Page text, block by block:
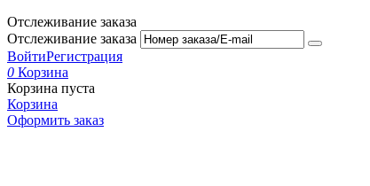
Отслеживание заказа
Отслеживание заказа
ВойтиРегистрация
0 Корзина
Корзина пуста
Корзина
Оформить заказ